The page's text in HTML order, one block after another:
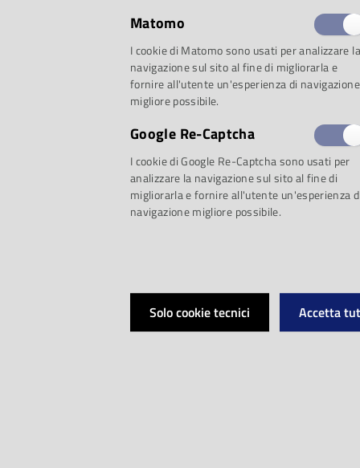
Proposta 1:
Racconti, disegni,
Lennon
John Lennon:
Immagina:
Matomo
I cookie di Matomo sono usati per analizzare la
navigazione sul sito al fine di migliorarla e
fornire all'utente un'esperienza di navigazione
migliore possibile.
Google Re-Captcha
I cookie di Google Re-Captcha sono usati per
analizzare la navigazione sul sito al fine di
migliorarla e fornire all'utente un'esperienza
navigazione migliore possibile.
Solo cookie tecnici Accetta